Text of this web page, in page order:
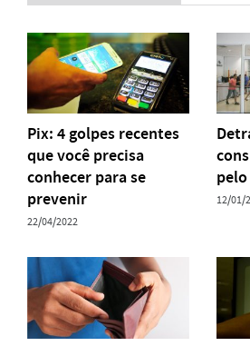
Pix: 4 golpes recentes
que você precisa
conhecer para se
prevenir
22/04/2022
12/01/